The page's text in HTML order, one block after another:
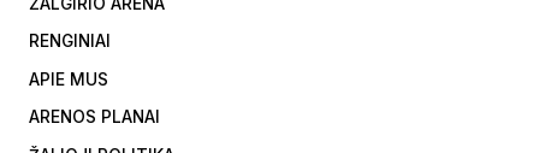
RENGINIAI
APIE MUS
ARENOS PLANAI